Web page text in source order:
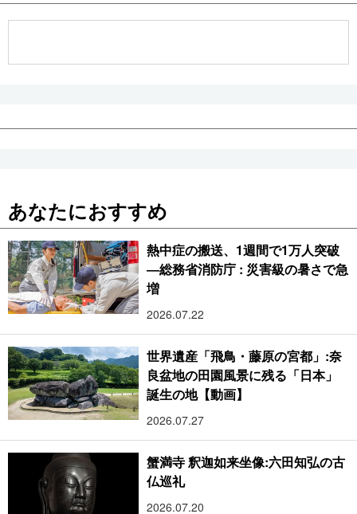
あなたにおすすめ
熱中症の搬送、1週間で1万人突破
―総務省消防庁 : 災害級の暑さで急
増
2026.07.22
世界遺産「飛鳥・藤原の宮都」:奈
良盆地の田園風景に残る「日本」
誕生の地【動画】
2026.07.27
蟹満寺 釈迦如来坐像:六田知弘の古
仏巡礼
2026.07.20